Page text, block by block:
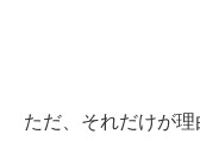
ただ、それだけが